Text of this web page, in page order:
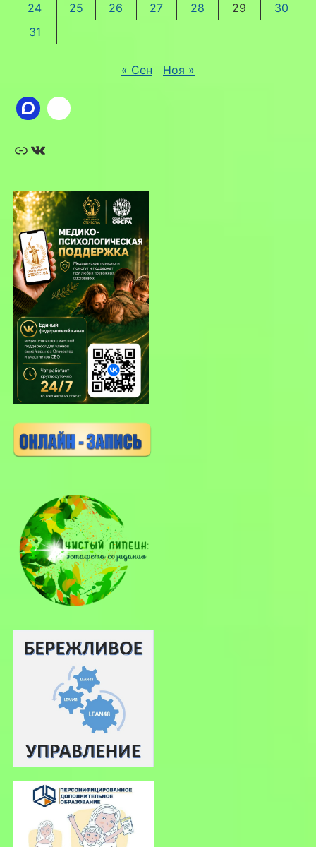
24 25 26 27 28 29
30
31
« Сен Ноя »
Ссылка